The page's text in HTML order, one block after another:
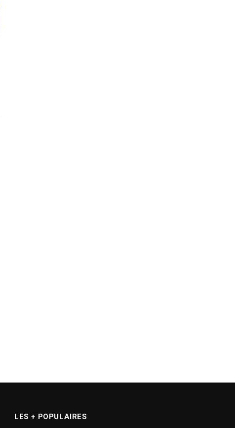
LES + POPULAIRES